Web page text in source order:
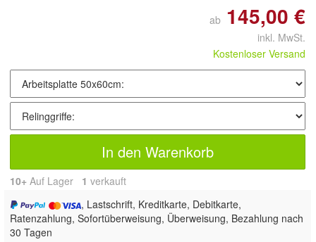
ab 145,00 €
inkl. MwSt.
Kostenloser Versand
In den Warenkorb
10+ Auf Lager 1 verkauft
, Lastschrift, Kreditkarte, Debitkarte,
Ratenzahlung, Sofortüberweisung, Überweisung, Bezahlung nach
30 Tagen